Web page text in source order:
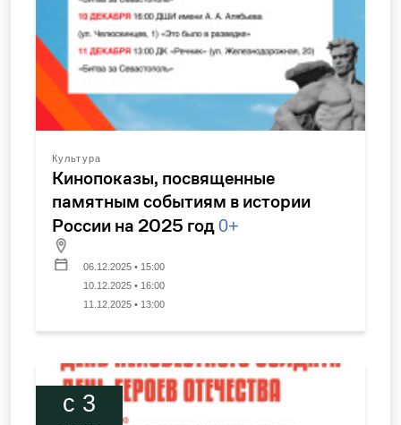
Культура
Кинопоказы, посвященные
памятным событиям в истории
России на 2025 год0+
06.12.2025 • 15:00
10.12.2025 • 16:00
11.12.2025 • 13:00
c 3